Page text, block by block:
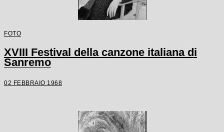
FOTO
XVIII Festival della canzone italiana di
Sanremo
02 FEBBRAIO 1968